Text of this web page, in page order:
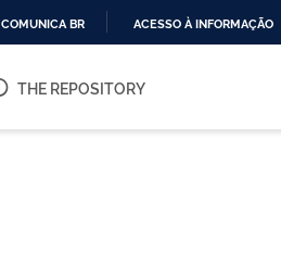
O
COMUNICA BR ACESSO À INFORMAÇÃO
THE REPOSITORY